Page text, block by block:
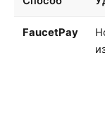
FaucetPay